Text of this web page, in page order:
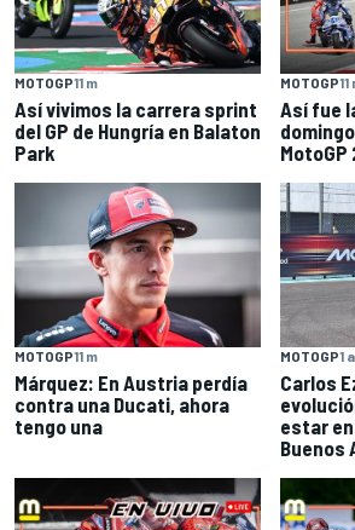
MOTOGP11 m
Así vivimos la carrera sprint
del GP de Hungría en Balaton
Park
MOTOGP11
Así fue
MotoGP
MOTOGP11 m
Márquez: En Austria perdía
contra una Ducati, ahora
tengo una
MOTOGP1 a
Carlos
estar
Buenos